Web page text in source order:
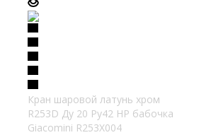
Кран шаровой латунь хром
R253D Ду 20 Ру42 НР бабочка
Giacomini R253X004